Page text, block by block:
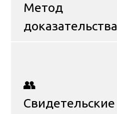
Метод
доказательства
👥
Свидетельские